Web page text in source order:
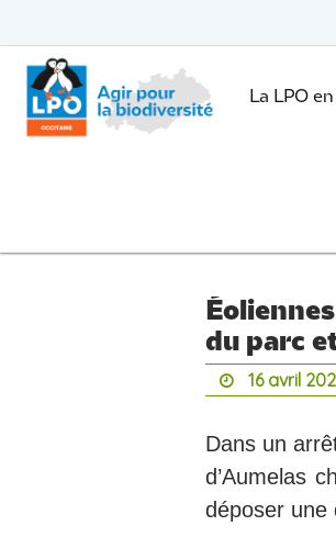
le
contenu
Passer
contenu
. La LPO
du parc
16 avril
Dans un
d’Aumelas
déposer une